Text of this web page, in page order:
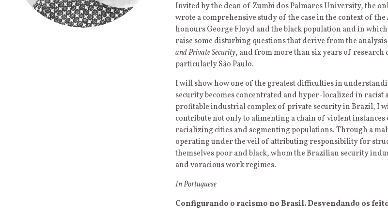
Invited by the dean of Zumbi dos Palmares University, the
wrote a comprehensive study of the case in the context of the
honours George Floyd and the black population and in
raise some disturbing questions that derive from the
and Private Security, and from more than six years of
particularly São Paulo.
I will show how one of the greatest difficulties in
security becomes concentrated and hyper-localized in racist
profitable industrial complex of private security in Brazil, I
contribute not only to alimenting a chain of violent instances
racializing cities and segmenting populations. Through a
operating under the veil of attributing responsibility for
themselves poor and black, whom the Brazilian security
and voracious work regimes.
In Portuguese
Configurando o racismo no Brasil. Desvendando os